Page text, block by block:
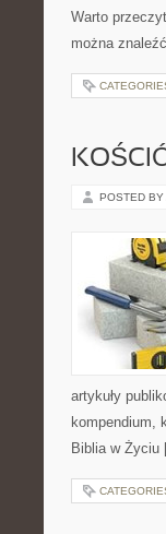
Warto
można
POSTED BY
artykuły
kompendium,
Biblia w